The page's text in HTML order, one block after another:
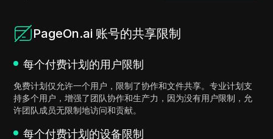
PageOn.ai 账号的共享限制
每个付费计划的用户限制
免费计划仅允许一个用户，限制了协作和文件共享。专业计划支
持多个用户，增强了团队协作和生产力，因为没有用户限制，允
许团队成员无限制地访问和贡献。
每个付费计划的设备限制